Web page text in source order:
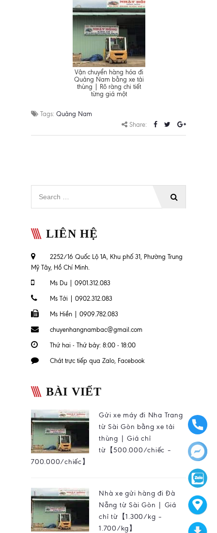
Vận chuyển hàng hóa đi
Quảng Nam bằng xe tải
thùng | Rõ ràng chi tiết
từng giá một
Tags: Quảng Nam
Share:
LIÊN HỆ
2252/16 Quốc Lộ 1A, Khu phố 31, Phường Trung
Mỹ Tây, Hồ Chí Minh.
Ms Du | 0901.312.083
Ms Tới | 0902.312.083
Ms Hiền | 0909.782.083
chuyenhangnambac@gmail.com
Thứ hai - Thứ bảy: 8:00 - 18:00
Chát trực tiếp qua Zalo, Facebook
BÀI VIẾT
Gửi xe máy đi Nha Trang
từ Sài Gòn bằng xe tải
thùng | Giá chỉ
từ【500.000/chiếc –
700.000/chiếc】
Nhà xe gửi hàng đi Đà
Nẵng từ Sài Gòn | Giá
chỉ từ【1.300/kg –
1.700/kg】